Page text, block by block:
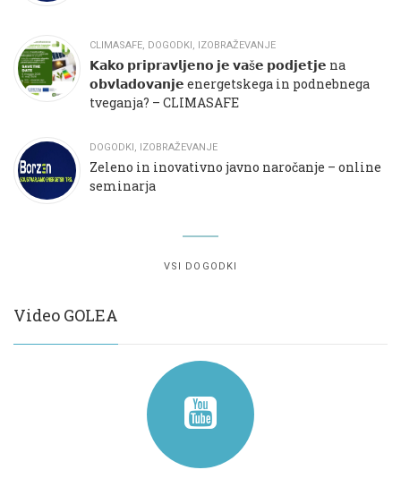
CLIMASAFE, DOGODKI , IZOBRAŽEVANJE
𝗞𝗮𝗸𝗼 𝗽𝗿𝗶𝗽𝗿𝗮𝘃𝗹𝗷𝗲𝗻𝗼 𝗷𝗲 𝘃𝗮š𝗲 𝗽𝗼𝗱𝗷𝗲𝘁𝗷𝗲 na
𝗼𝗯𝘃𝗹𝗮𝗱𝗼𝘃𝗮𝗻𝗷𝗲 energetskega in podnebnega
tveganja? – CLIMASAFE
DOGODKI , IZOBRAŽEVANJE
Zeleno in inovativno javno naročanje – online
seminarja
VSI DOGODKI
Video GOLEA